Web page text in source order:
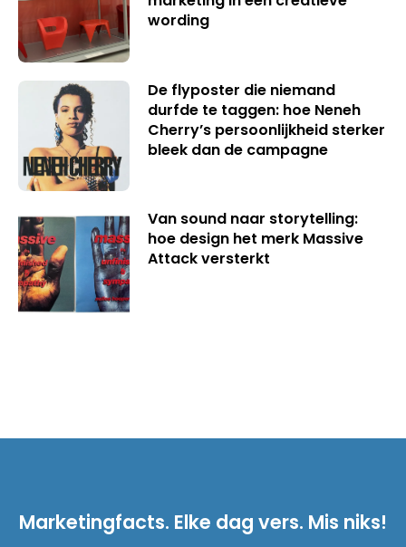
wording
De flyposter die niemand
durfde te taggen: hoe Neneh
Cherry’s persoonlijkheid sterker
bleek dan de campagne
Van sound naar storytelling:
hoe design het merk Massive
Attack versterkt
Marketingfacts. Elke dag vers. Mis niks!